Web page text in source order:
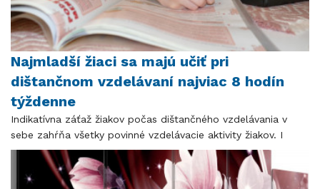
Najmladší žiaci sa majú učiť pri
dištančnom vzdelávaní najviac 8 hodín
týždenne
Indikatívna záťaž žiakov počas dištančného vzdelávania v
sebe zahŕňa všetky povinné vzdelávacie aktivity žiakov. I